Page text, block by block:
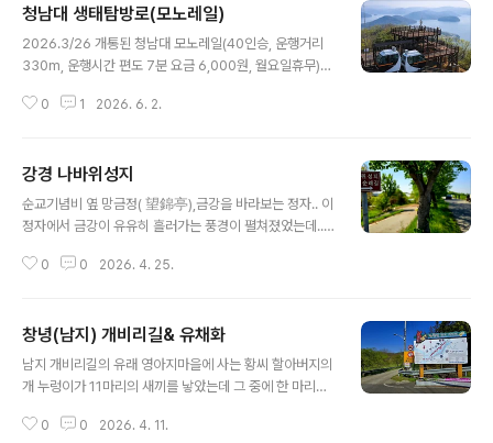
청남대 생태탐방로(모노레일)
2026.3/26 개통된 청남대 모노레일(40인승, 운행거리
330m, 운행시간 편도 7분 요금 6,000원, 월요일휴무)모
기자가 많아서 오후 2시 이후에나 탈 수 있다고 한다맛집
25분 만에 모노레일 상부 전망대에 도착했다 *충주호 비
봉산 모노레일을 타본 사람이라면,청남대 모노레일은 좀
시시하다고 생각할 수도 있겠다운행 길이도 짧고 전망대에
남대라는 훌륭한 관광지에 즐길 거리가 하나 늘어난 것은
0 1 2026. 6. 2.
강경 나바위성지
순교기념비 옆 망금정( 望錦亭),금강을 바라보는 정자.. 이
정자에서 금강이 유유히 흘러가는 풍경이 펼쳐졌었는데..1
진미인 우어회나 황복매운탕을 생각하고 강경행 기차를 탔
다리다 포기하고..100m 거리에 있는 강경 근대문화거리에
있는 백년가야밀면으로 이동..이 집은 부산식 밀면집인데
제주식 고기국수도 한다 밀면 시키면떡갈비를 서비스로 주
고... 황산대교~나바위 성지~망금정(화산)~나바위성당~
0 0 2026. 4. 25.
창녕(남지) 개비리길& 유채화
남지 개비리길의 유래 영아지마을에 사는 황씨 할아버지의
개 누렁이가 11마리의 새끼를 낳았는데 그 중에 한 마리가
다는 뜻의 지방 사투리)였다. 본시 개의 젖이 10개밖에 되
0 0 2026. 4. 11.